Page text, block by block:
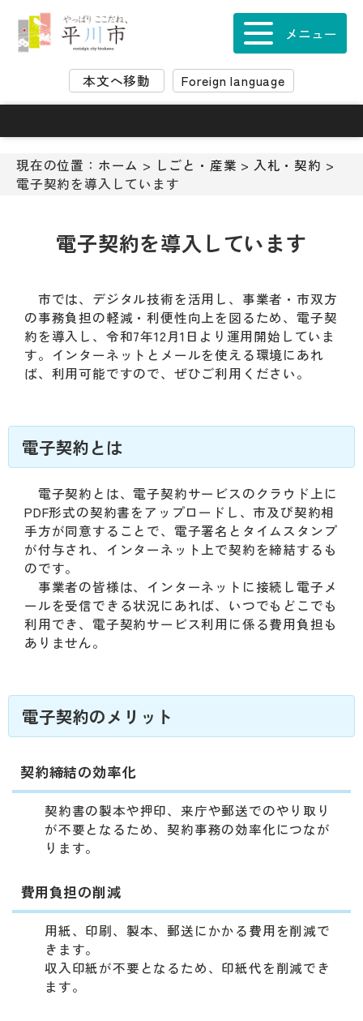
ョ
ス
本文へ移動 Foreign language
メニュー
現在の位置： ホーム > しごと・産業 > 入札・契約 >
電子契約を導入しています
電子契約を導入しています
市では、デジタル技術を活用し、事業者・市双方
の事務負担の軽減・利便性向上を図るため、電子契
約を導入し、令和7年12月1日より運用開始していま
す。インターネットとメールを使える環境にあれ
ば、利用可能ですので、ぜひご利用ください。
電子契約とは
電子契約とは、電子契約サービスのクラウド上に
PDF形式の契約書をアップロードし、市及び契約相
手方が同意することで、電子署名とタイムスタンプ
が付与され、インターネット上で契約を締結するも
のです。
事業者の皆様は、インターネットに接続し電子メ
ールを受信できる状況にあれば、いつでもどこでも
利用でき、電子契約サービス利用に係る費用負担も
ありません。
電子契約のメリット
契約締結の効率化
契約書の製本や押印、来庁や郵送でのやり取り
が不要となるため、契約事務の効率化につなが
ります。
費用負担の削減
用紙、印刷、製本、郵送にかかる費用を削減で
きます。
収入印紙が不要となるため、印紙代を削減でき
ます。